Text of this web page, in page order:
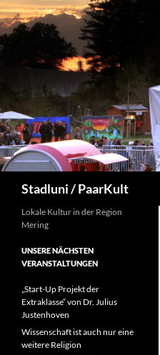
Stadluni / PaarKult
Lokale Kultur in der Region
Mering
UNSERE NÄCHSTEN
VERANSTALTUNGEN
„Start-Up Projekt der
Extraklasse“ von Dr. Julius
Justenhoven
Wissenschaft ist auch nur eine
weitere Religion